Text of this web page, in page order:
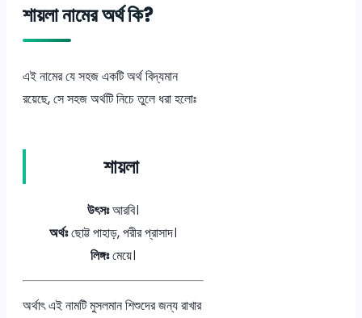
শায়লা নামের অর্থ কি?
এই নামের যে সহজ একটি অর্থ বিদ্যমান
রয়েছে, সে সহজ অর্থটি নিচে তুলে ধরা হলোঃ
শায়লা
উৎসঃআরবি।
অর্থঃছোট্ট পাহাড়, পরীর প্রাসাদ।
লিঙ্গঃমেয়ে।
অর্থাৎ এই নামটি মুসলমান শিশুদের জন্য রাখার